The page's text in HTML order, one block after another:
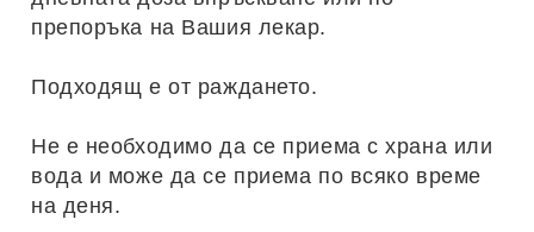
препоръка на Вашия лекар.
Подходящ е от раждането.
Не е необходимо да се приема с храна или
вода и може да се приема по всяко време
на деня.